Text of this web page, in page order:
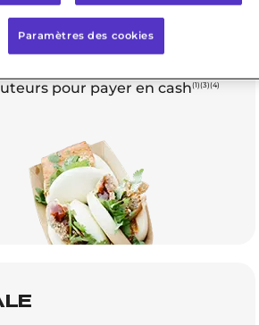
pour payer en cash(1)(3)(4)
Paramètres des cookies